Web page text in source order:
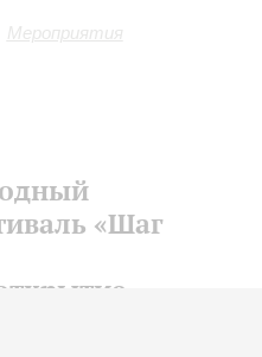
Мероприятия
«Шаг